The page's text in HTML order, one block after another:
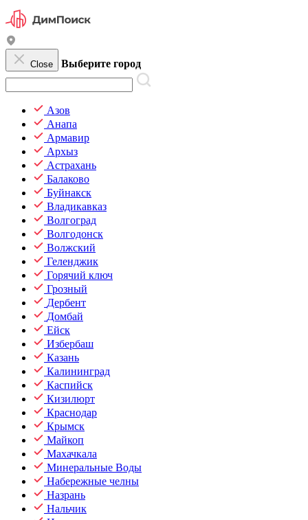
Close Выберите город
Азов
Анапа
Армавир
Архыз
Астрахань
Балаково
Буйнакск
Владикавказ
Волгоград
Волгодонск
Волжский
Геленджик
Горячий ключ
Грозный
Дербент
Домбай
Ейск
Избербаш
Казань
Калининград
Каспийск
Кизилюрт
Краснодар
Крымск
Майкоп
Махачкала
Минеральные Воды
Набережные челны
Назрань
Нальчик